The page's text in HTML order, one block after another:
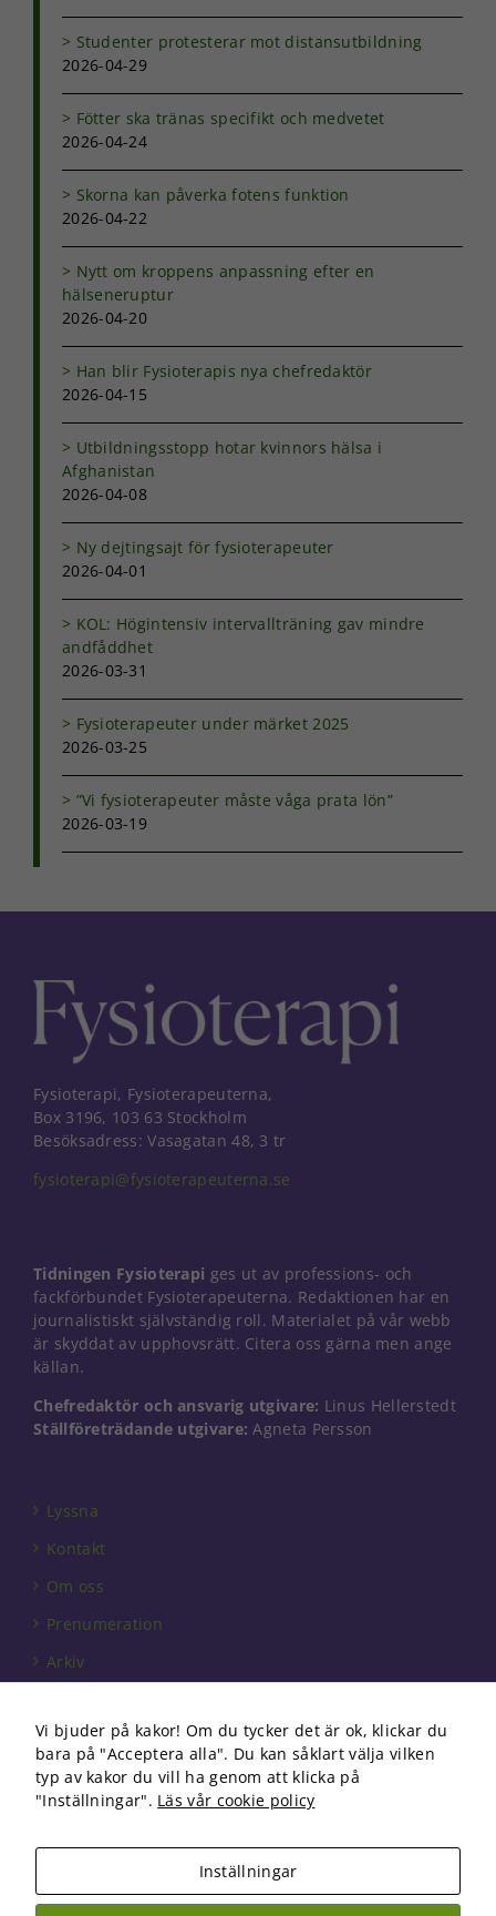
Studenter protesterar mot distansutbildning
2026-04-29
Fötter ska tränas specifikt och medvetet
2026-04-24
Skorna kan påverka fotens funktion
2026-04-22
Nytt om kroppens anpassning efter en
hälseneruptur
2026-04-20
Han blir Fysioterapis nya chefredaktör
2026-04-15
Utbildningsstopp hotar kvinnors hälsa i
Afghanistan
2026-04-08
Ny dejtingsajt för fysioterapeuter
2026-04-01
KOL: Högintensiv intervallträning gav mindre
andfåddhet
2026-03-31
Fysioterapeuter under märket 2025
2026-03-25
”Vi fysioterapeuter måste våga prata lön”
2026-03-19
Fysioterapi, Fysioterapeuterna,
Box 3196, 103 63 Stockholm
Besöksadress: Vasagatan 48, 3 tr
fysioterapi@fysioterapeuterna.se
Tidningen Fysioterapi ges ut av professions- och
fackförbundet Fysioterapeuterna. Redaktionen har en
journalistiskt självständig roll. Materialet på vår webb
är skyddat av upphovsrätt. Citera oss gärna men ange
källan.
Chefredaktör och ansvarig utgivare: Linus Hellerstedt
Ställföreträdande utgivare: Agneta Persson
Lyssna
Kontakt
Om oss
Prenumeration
Arkiv
Förbundet
Om cookies
Copyright 2026 Fysioterapi | All Rights Reserved
Vi bjuder på kakor! Om du tycker det är ok, klickar du
bara på "Acceptera alla". Du kan såklart välja vilken
typ av kakor du vill ha genom att klicka på
"Inställningar". Läs vår cookie policy
Inställningar
baserat på
hemsidan
används.
Upplevelse
För att vår
prestera så
bra som
kakorna
att försvinna
från
Marknadsföring
med dig av dina
intressen och ditt
personligt
anpassat innehåll